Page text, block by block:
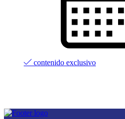
contenido exclusivo